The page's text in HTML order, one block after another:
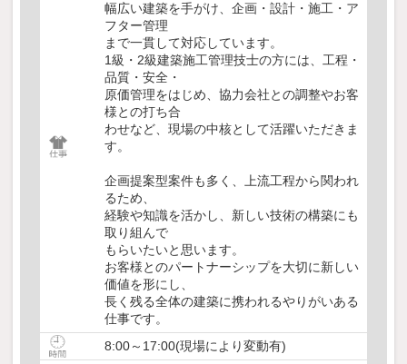
幅広い建築を手がけ、企画・設計・施工・ア
フター管理
まで一貫して対応しています。
1級・2級建築施工管理技士の方には、工程・
品質・安全・
原価管理をはじめ、協力会社との調整やお客
様との打ち合
わせなど、現場の中核として活躍いただきま
す。
企画提案型案件も多く、上流工程から関われ
るため、
経験や知識を活かし、新しい技術の構築にも
取り組んで
もらいたいと思います。
お客様とのパートナーシップを大切に新しい
価値を形にし、
長く残る全体の建築に携われるやりがいある
仕事です。
8:00～17:00(現場により変動有)